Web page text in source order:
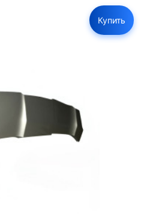
Купить